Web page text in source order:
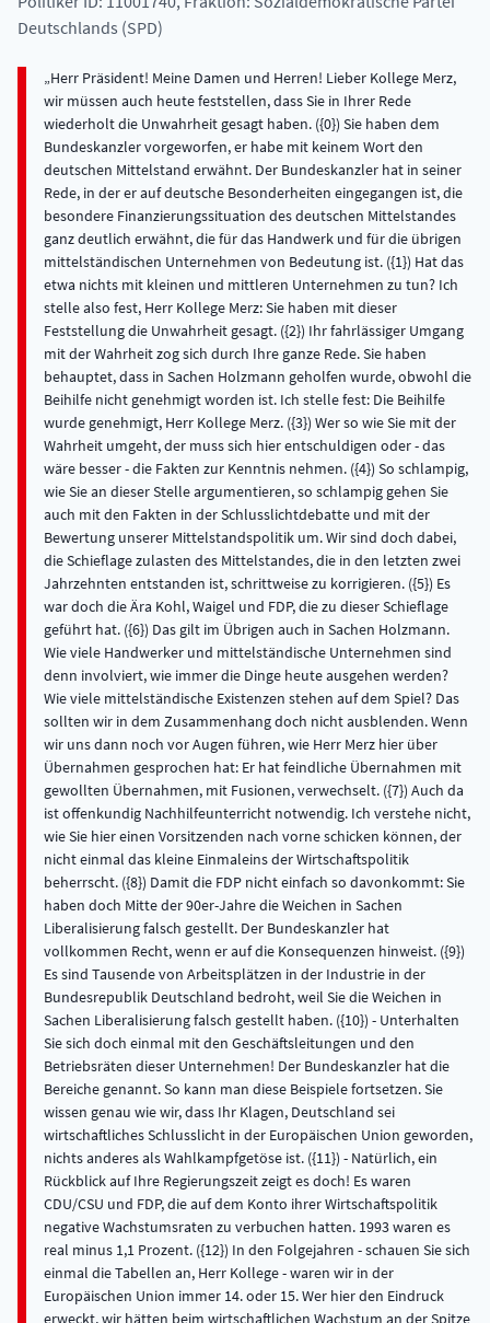
Deutschlands (SPD)
Herr Präsident! Meine Damen und Herren! Lieber Kollege Merz, wir müssen auch heute feststellen, dass Sie in Ihrer Rede wiederholt die Unwahrheit gesagt haben. ({0}) Sie haben dem Bundeskanzler vorgeworfen, er habe mit keinem Wort den deutschen Mittelstand erwähnt. Der Bundeskanzler hat in seiner Rede, in der er auf deutsche Besonderheiten eingegangen ist, die besondere Finanzierungssituation des deutschen Mittelstandes ganz deutlich erwähnt, die für das Handwerk und für die übrigen mittelständischen Unternehmen von Bedeutung ist. ({1}) Hat das etwa nichts mit kleinen und mittleren Unternehmen zu tun? Ich stelle also fest, Herr Kollege Merz: Sie haben mit dieser Feststellung die Unwahrheit gesagt. ({2}) Ihr fahrlässiger Umgang mit der Wahrheit zog sich durch Ihre ganze Rede. Sie haben behauptet, dass in Sachen Holzmann geholfen wurde, obwohl die Beihilfe nicht genehmigt worden ist. Ich stelle fest: Die Beihilfe wurde genehmigt, Herr Kollege Merz. ({3}) Wer so wie Sie mit der Wahrheit umgeht, der muss sich hier entschuldigen oder - das wäre besser - die Fakten zur Kenntnis nehmen. ({4}) So schlampig, wie Sie an dieser Stelle argumentieren, so schlampig gehen Sie auch mit den Fakten in der Schlusslichtdebatte und mit der Bewertung unserer Mittelstandspolitik um. Wir sind doch dabei, die Schieflage zulasten des Mittelstandes, die in den letzten zwei Jahrzehnten entstanden ist, schrittweise zu korrigieren. ({5}) Es war doch die Ära Kohl, Waigel und FDP, die zu dieser Schieflage geführt hat. ({6}) Das gilt im Übrigen auch in Sachen Holzmann. Wie viele Handwerker und mittelständische Unternehmen sind denn involviert, wie immer die Dinge heute ausgehen werden? Wie viele mittelständische Existenzen stehen auf dem Spiel? Das sollten wir in dem Zusammenhang doch nicht ausblenden. Wenn wir uns dann noch vor Augen führen, wie Herr Merz hier über Übernahmen gesprochen hat: Er hat feindliche Übernahmen mit gewollten Übernahmen, mit Fusionen, verwechselt. ({7}) Auch da ist offenkundig Nachhilfeunterricht notwendig. Ich verstehe nicht, wie Sie hier einen Vorsitzenden nach vorne schicken können, der nicht einmal das kleine Einmaleins der Wirtschaftspolitik beherrscht. ({8}) Damit die FDP nicht einfach so davonkommt: Sie haben doch Mitte der 90er-Jahre die Weichen in Sachen Liberalisierung falsch gestellt. Der Bundeskanzler hat vollkommen Recht, wenn er auf die Konsequenzen hinweist. ({9}) Es sind Tausende von Arbeitsplätzen in der Industrie in der Bundesrepublik Deutschland bedroht, weil Sie die Weichen in Sachen Liberalisierung falsch gestellt haben. ({10}) - Unterhalten Sie sich doch einmal mit den Geschäftsleitungen und den Betriebsräten dieser Unternehmen! Der Bundeskanzler hat die Bereiche genannt. So kann man diese Beispiele fortsetzen. Sie wissen genau wie wir, dass Ihr Klagen, Deutschland sei wirtschaftliches Schlusslicht in der Europäischen Union geworden, nichts anderes als Wahlkampfgetöse ist. ({11}) - Natürlich, ein Rückblick auf Ihre Regierungszeit zeigt es doch! Es waren CDU/CSU und FDP, die auf dem Konto ihrer Wirtschaftspolitik negative Wachstumsraten zu verbuchen hatten. 1993 waren es real minus 1,1 Prozent. ({12}) In den Folgejahren - schauen Sie sich einmal die Tabellen an, Herr Kollege - waren wir in der Europäischen Union immer 14. oder 15. Wer hier den Eindruck erweckt, wir hätten beim wirtschaftlichen Wachstum an der Spitze der Europäischen Union gelegen, der täuscht die Öffentlichkeit. ({13}) Dass das nicht der Fall war, hat seine Gründe. Der Bundeskanzler hat auf die industriepolitischen Besonderheiten in der Bundesrepublik Deutschland hingewiesen. Aber wir haben darüber hinaus andere Besonderheiten, die auch Sie selbst sonst nicht verschweigen. Natürlich leiden wir ebenfalls darunter, dass Sie bei der deutschen Einheit die Weichen in Sachen Ökonomie und sozialer Vereinigung falsch gestellt haben. ({14}) Sie haben die deutsche Einheit zu einem großen Teil falsch finanziert. Wir haben diese Erbschaft abzutragen. Wenn Herr Merz heute Morgen feststellt, dass wir auch bei der Neuverschuldung Schlusslicht seien, ({15}) dann darf er doch nicht verschweigen, dass Herr Solbes und andere zu Recht gesagt haben, dass der Kurs der Bundesregierung, nämlich raus aus der Schuldenfalle, von der Europäischen Kommission für vollkommen richtig gehalten wird. ({16}) Sie können diese Tatsachen nicht außen vor lassen. So könnte ich, wenn ich denn die Zeit hätte, Punkt für Punkt, Satz für Satz dieser fulminanten Merz-Rede auseinander nehmen. Es stimmt nichts, was da gesagt wurde, ({17}) jedenfalls nicht, soweit er sich in den Bereich von Fakten begeben hat. Teilweise waren es nur sehr wolkige Aussagen. Im Bereich der Fakten hat diese Opposition bis heute nichts zu bieten. ({18}) Daher kommt wohl auch Ihre Zögerlichkeit, Ihre Wahlvorstellungen zu präzisieren. In wirtschafts- und finanzpolitischer Hinsicht wollten Sie das schon Anfang März erledigt haben. Jetzt hört man, Ende April; vielleicht wird es auch Juni oder Juli, ehe Sie sich dazu in der Lage sehen. So sieht es doch aus, wenn es um konkrete Alternativen geht. Barcelona bedeutet weitere tragfähige gemeinsame Schritte hin zu dem Ziel, das wir wohl alle wollen, nämlich Europa bis zum Jahre 2010 zum wettbewerbsfähigsten und dynamischsten Wirtschaftsraum zu machen. Dazu zählt auch der erzielte Kompromiss zur weiteren Öffnung des Strom- und Gasmarktes. Der Bundeskanzler hat zu Recht darauf hingewiesen. Dieser Europäische Rat hat klar gezeigt, dass die Europäische Union insgesamt die Herausforderungen der Globalisierung angenommen hat. Die Ergebnisse hinsichtlich der Entwicklungshilfefinanzierung und die Beratungen zur Einbeziehung von Umweltbelangen in andere Politikbereiche machen deutlich, dass man allgemein anerkannt hat, dass Gestaltung von Globalisierung nicht auf die ökonomischen Aspekte allein beschränkt werden darf. Europa wächst auch aufgrund der Ergebnisse des Rates von Barcelona weiter zusammen. Jetzt geht es darum, die richtige Ausrichtung dieses Zusammenwachsens zu bestimmen. Wir wissen - auch das sollte einmal in den Reden der Opposition anklingen -, ({19}) dass nationale Regierungen mit ihren Handlungsspielräumen an Grenzen stoßen. Deshalb suchen wir nach europäischen Wegen, die wir gemeinsam mit den europäischen Partnern gehen, um die Chancen der internationalen Öffnung zu nutzen, ohne dass das europäische Zivilisations- und Gesellschaftsmodell in Gefahr gerät. Unser Anspruch an Europa geht über das wirtschaftliche Ziel eines funktionierenden Binnenmarktes weit hinaus. Für uns steht Europa auch für sozialen, kulturellen und ökologischen Ausgleich. Auch das unterscheidet uns von dem, was Sie, Herr Merz, heute Morgen hier vorgetragen haben. ({20}) Der Rat in Barcelona hat die Notwendigkeit einer wachstumsfördernden und stabilitätsorientierten Wirtschafts- und Finanzpolitik festgehalten. Die Mitgliedstaaten der Europäischen Union vereint der Wunsch, die Arbeitslosigkeit nachhaltig zu bekämpfen. Gestrigen Meldungen konnte man entnehmen, dass sich die Wachstumsaussichten für dieses Jahr in ganz Europa - also auch in der Bundesrepublik Deutschland - Gott sei Dank günstiger entwickeln, als dies noch vor drei oder vier Wochen angenommen werden konnte. Darüber hätten Sie ebenfalls ein Wort verlieren und diese Entwicklung begrüßen können. Warum malen Sie hier alles schwarz? Wollen Sie denn aus rein parteitaktischen Gründen eine schlechte Entwicklung und zusätzliche Schwierigkeiten auf dem Arbeitsmarkt? Das darf doch wohl nicht wahr sein! ({21}) Wir können nicht akzeptieren, dass Sie Tatsachen aus parteitaktischen Gründen nicht erwähnen, und werden deshalb offensiv darstellen, dass die Auftriebskräfte die Oberhand gewinnen. Wo es sich noch nicht herumgesprochen hat, werden wir offensiv darstellen, was wir aus eigener Kraft dazu beigetragen haben, um die wirtschaftliche Situation zu stabilisieren. Der Sachverständigenrat hat festgestellt - auch das muss angesprochen werden -, dass ohne unsere Steuerentlastung von 45 Milliarden DM im letzten Jahr und ohne die Begrenzung der Sozialversicherungsbeiträge der wirtschaftliche Abschwung noch stärker gewesen wäre. Wenn Sie die hohe Arbeitslosigkeit beklagen - wir reden sie doch nicht schön -, dann dürfen Sie nicht verschweigen, dass wir im Januar 1998 leider 500 000 Arbeitslose mehr hatten. ({22}) Auch darf man die Augen nicht davor verschließen, dass wir in die Phase des nächsten konjunkturellen Aufschwungs hineingehen. ({23}) Damit besteht die Chance, dass die Arbeitslosenzahl im nächsten Konjunkturzyklus deutlich sinken kann. Während der 16 Jahre Ihrer Regierung unter Kohl ist doch die strukturelle Arbeitslosigkeit stets gestiegen, unabhängig von der Konjunktur. Darin liegt der Unterschied: Wir finden uns mit steigender Arbeitslosigkeit nicht ab. Sie, meine Damen und Herren, hatten sich schon längst damit abgefunden. ({24}) Im Übrigen wäre es auch eine zu schlichte Betrachtung der Ökonomie, die ökonomisch-soziale Position eines Landes vor allem durch die reale Wachstumsrate des Bruttoinlandsproduktes bewerten zu wollen. Wir Sozialdemokraten sind stolz darauf, dass unser hohes Maß an sozialem Frieden unsere Wettbewerbsfähigkeit in Europa nachhaltig stärkt. ({25}) Das haben wir auch mit unserer Steuerpolitik gefördert. ({26}) Durch diese Politik wurden nicht irgendwelche Großkonzerne begünstigt. ({27}) In erster Linie wurden Arbeitnehmerinnen und Arbeitnehmer, Familien mit Kindern sowie der Mittelstand entlastet. Bei Ihnen hat man nur über eine Entlastung gesprochen. ({28}) - Herr Hinsken, diese Steuerpolitik kann sich im internationalen Vergleich - auch wenn Sie einen Vergleich mit den USA und mit Frankreich ziehen - sehen lassen. ({29}) Aber das ändert nichts daran - ich hoffe, wir sind uns in dieser Überzeugung einig -, dass Europa ökonomisch wachsen muss, um sich in der Weltwirtschaft behaupten zu können. Wenn die Europäische Union bei steigender Mitg